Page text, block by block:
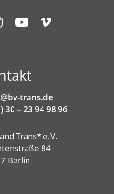
trans.de
30 – 23 94 98 96
Trans* e.V.
84
Berlin